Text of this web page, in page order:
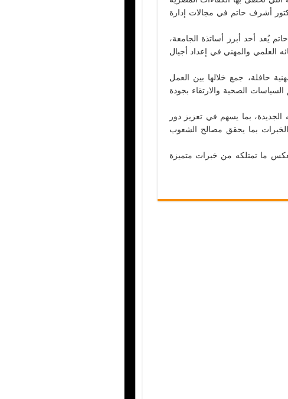
أشرف حاتم في مجالات إدارة
يُعد أحد أبرز أساتذة الجامعة،
العلمي والمهني في إعداد أجيال
حافلة، جمع خلالها بين العمل
السياسات الصحية والارتقاء بجودة
بما يسهم في تعزيز دور
بما يحقق مصالح الشعوب
ما تمتلكه من خبرات متميزة